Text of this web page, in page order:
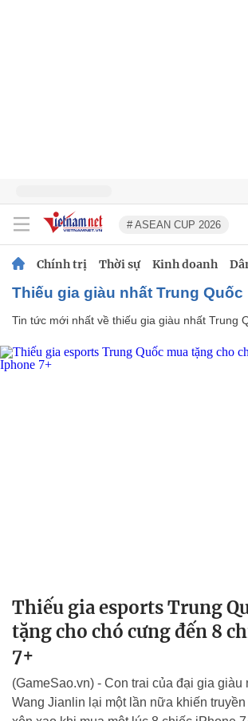
# ASEAN CUP 2026
Chính trị Thời sự Kinh doanh
thiếu gia giàu nhất Trung Quốc
Tin tức mới nhất về thiếu gia giàu nhất Trung
Thiếu gia esports Trung
tặng cho chó cưng đến 8
7+
(GameSao.vn) - Con trai của đại gia giàu
Wang Jianlin lại một lần nữa khiến